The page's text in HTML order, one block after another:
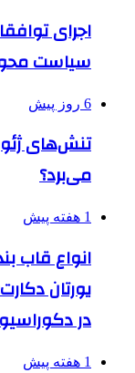
اجرای
سیاست
6 روز پیش
تنش‌های
می‌برد؟
1 هفته پیش
انواع قاب
یورتان
در
1 هفته پیش